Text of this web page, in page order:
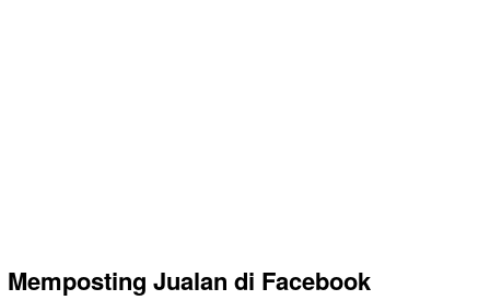
Memposting Jualan di Facebook